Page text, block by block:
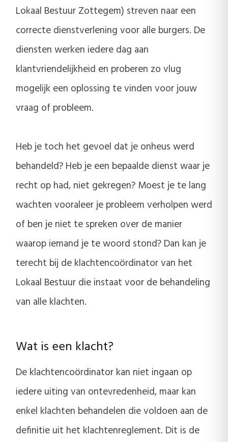
Lokaal Bestuur Zottegem) streven naar een
correcte dienstverlening voor alle burgers. De
diensten werken iedere dag aan
klantvriendelijkheid en proberen zo vlug
mogelijk een oplossing te vinden voor jouw
vraag of probleem.
Heb je toch het gevoel dat je onheus werd
behandeld? Heb je een bepaalde dienst waar je
recht op had, niet gekregen? Moest je te lang
wachten vooraleer je probleem verholpen werd
of ben je niet te spreken over de manier
waarop iemand je te woord stond? Dan kan je
terecht bij de klachtencoördinator van het
Lokaal Bestuur die instaat voor de behandeling
van alle klachten.
Wat is een klacht?
De klachtencoördinator kan niet ingaan op
iedere uiting van ontevredenheid, maar kan
enkel klachten behandelen die voldoen aan de
definitie uit het klachtenreglement. Dit is de